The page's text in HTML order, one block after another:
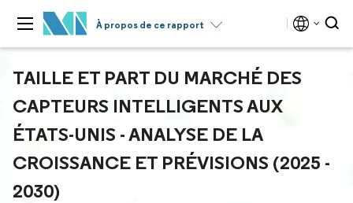
À propos de ce rapport
TAILLE ET PART DU MARCHÉ DES
CAPTEURS INTELLIGENTS AUX
ÉTATS-UNIS - ANALYSE DE LA
CROISSANCE ET PRÉVISIONS (2025 -
2030)